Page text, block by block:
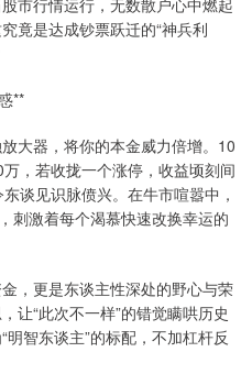
市行情运行，无数散户心中燃起
竟是达成钞票跃迁的“神兵利
**
大器，将你的本金威力倍增。10
，若收拢一个涨停，收益顷刻间
谈见识脉偾兴。在牛市喧嚣中，
刺激着每个渴慕快速改换幸运的
，更是东谈主性深处的野心与荣
让“此次不一样”的错觉瞒哄历史
智东谈主”的标配，不加杠杆反